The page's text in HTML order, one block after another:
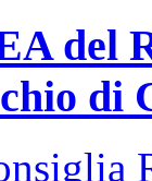
del
di